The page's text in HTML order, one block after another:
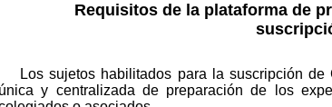
Requisitos de la plataforma de
Los sujetos habilitados para la suscripción
única y centralizada de preparación de los